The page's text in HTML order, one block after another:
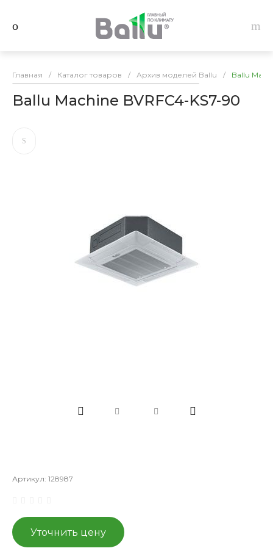
Главная / Каталог товаров / Архив моделей Ballu / Ballu
Ballu Machine BVRFC4-KS7-90
Артикул: 128987
Уточнить цену